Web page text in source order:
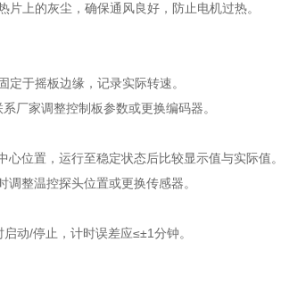
片上的灰尘，确保通风良好，防止电机过热。
定于摇板边缘，记录实际转速。
厂家调整控制板参数或更换编码器。
位置，运行至稳定状态后比较显示值与实际值。
调整温控探头位置或更换传感器。
动/停止，计时误差应≤±1分钟。